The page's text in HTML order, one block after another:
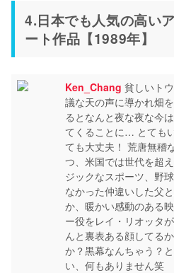
4.日本でも人気の高い
ート作品【1989年】
Ken_Chang 貧しいト
議な天の声に導かれ畑
るとなんと夜な夜な今
てくることに… とても
ても大丈夫！ 荒唐無稽
つ、米国では世代を超
ジックなスポーツ、野
なかった仲違いした父
か、暖かい感動のある
ー役をレイ・リオッタ
んと裏表ある顔してる
か？黒幕なんちゃう？
い、何もありません笑